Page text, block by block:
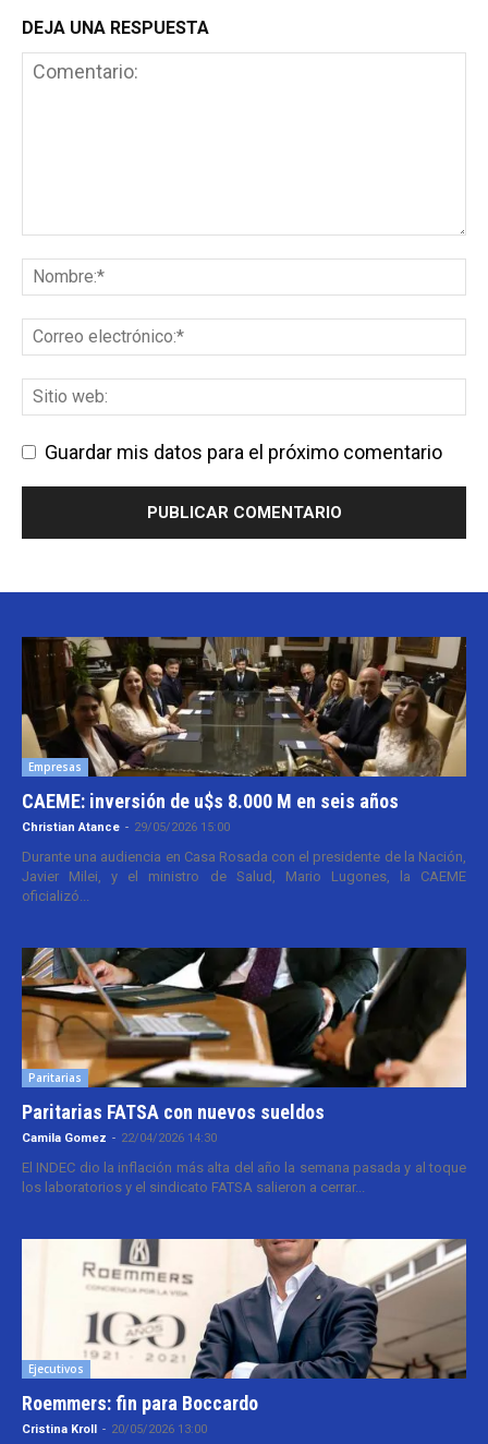
DEJA UNA RESPUESTA
Guardar mis datos para el próximo comentario
Empresas
CAEME: inversión de u$s 8.000 M en seis años
Christian Atance - 29/05/2026 15:00
Durante una audiencia en Casa Rosada con el presidente de la Nación,
Javier Milei, y el ministro de Salud, Mario Lugones, la CAEME
oficializó...
Paritarias
Paritarias FATSA con nuevos sueldos
Camila Gomez - 22/04/2026 14:30
El INDEC dio la inflación más alta del año la semana pasada y al toque
los laboratorios y el sindicato FATSA salieron a cerrar...
Ejecutivos
Roemmers: fin para Boccardo
Cristina Kroll - 20/05/2026 13:00